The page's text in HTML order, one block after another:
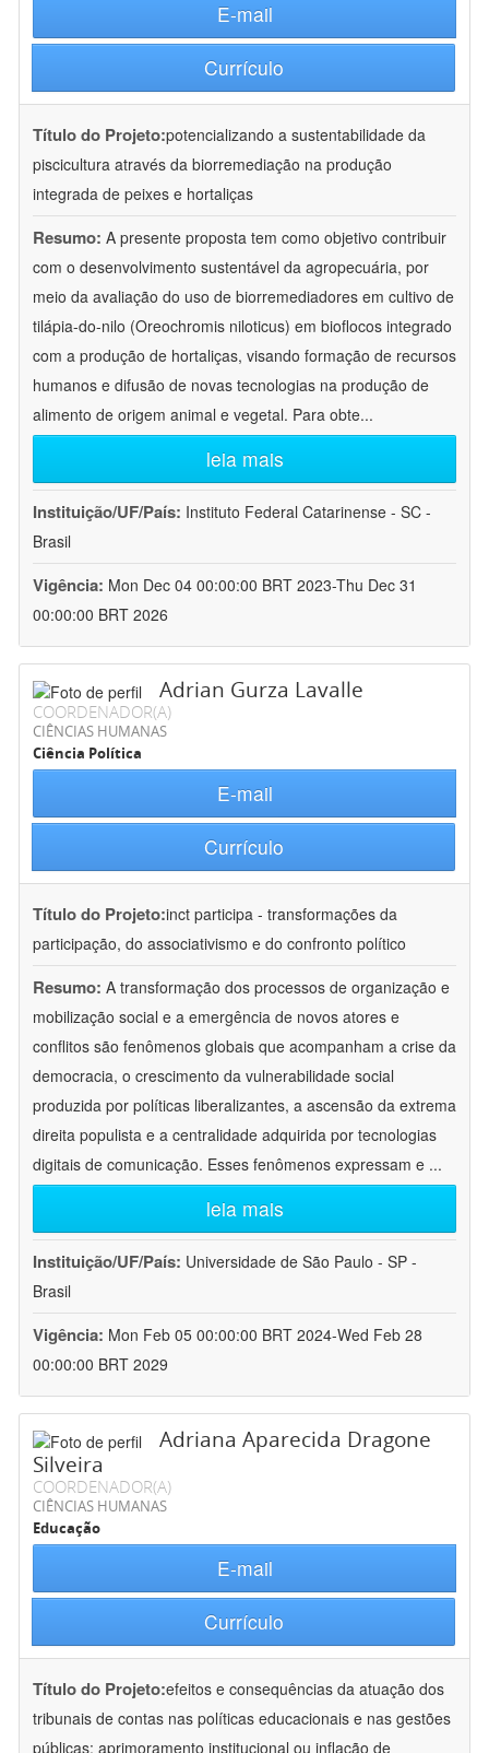
E-mail
Currículo
Título do Projeto:potencializando a sustentabilidade da
piscicultura através da biorremediação na produção
integrada de peixes e hortaliças
Resumo: A presente proposta tem como objetivo contribuir
com o desenvolvimento sustentável da agropecuária, por
meio da avaliação do uso de biorremediadores em cultivo de
tilápia-do-nilo (Oreochromis niloticus) em bioflocos integrado
com a produção de hortaliças, visando formação de recursos
humanos e difusão de novas tecnologias na produção de
alimento de origem animal e vegetal. Para obte...
leia mais
Instituição/UF/País: Instituto Federal Catarinense - SC -
Brasil
Vigência: Mon Dec 04 00:00:00 BRT 2023-Thu Dec 31
00:00:00 BRT 2026
Adrian Gurza Lavalle
COORDENADOR(A)
CIÊNCIAS HUMANAS
Ciência Política
E-mail
Currículo
Título do Projeto:inct participa - transformações da
participação, do associativismo e do confronto político
Resumo: A transformação dos processos de organização e
mobilização social e a emergência de novos atores e
conflitos são fenômenos globais que acompanham a crise da
democracia, o crescimento da vulnerabilidade social
produzida por políticas liberalizantes, a ascensão da extrema
direita populista e a centralidade adquirida por tecnologias
digitais de comunicação. Esses fenômenos expressam e ...
leia mais
Instituição/UF/País: Universidade de São Paulo - SP -
Brasil
Vigência: Mon Feb 05 00:00:00 BRT 2024-Wed Feb 28
00:00:00 BRT 2029
Adriana Aparecida Dragone
Silveira
COORDENADOR(A)
CIÊNCIAS HUMANAS
Educação
E-mail
Currículo
Título do Projeto:efeitos e consequências da atuação dos
tribunais de contas nas políticas educacionais e nas gestões
públicas: aprimoramento institucional ou inflação de